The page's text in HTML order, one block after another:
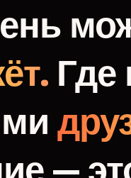
Где